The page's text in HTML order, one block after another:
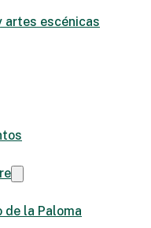
artes escénicas
de la Paloma